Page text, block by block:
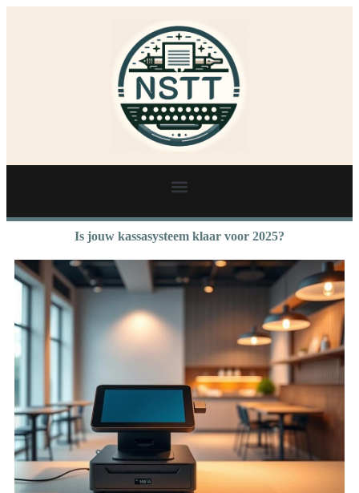
Is jouw kassasysteem klaar voor 2025?